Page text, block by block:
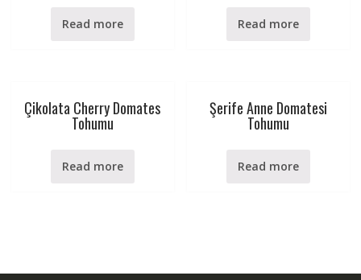
Read more Read more
Çikolata Cherry Domates
Tohumu
Read more
Şerife Anne Domatesi
Tohumu
Read more